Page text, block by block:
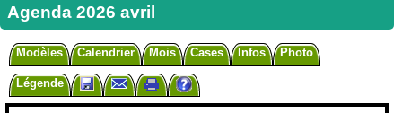
Agenda 2026 avril
Modèles Calendrier Mois Cases Infos Photo
Légende